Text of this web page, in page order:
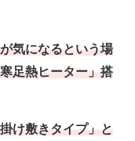
気になるという場
足熱ヒーター」搭
け敷きタイプ」と